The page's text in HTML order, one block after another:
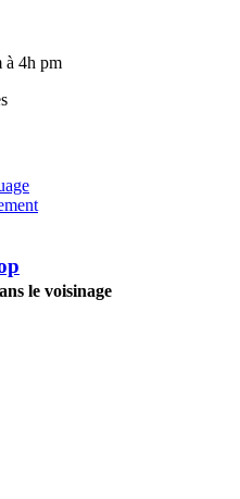
à 4h pm
le voisinage